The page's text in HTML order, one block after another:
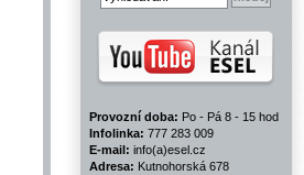
Provozní doba: Po - Pá 8 - 15 hod
Infolinka: 777 283 009
E-mail: info(a)esel.cz
Adresa: Kutnohorská 678